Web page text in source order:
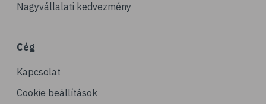
# porckopás
# csonttörés
# mozgásszervi problémák
# köszvény
Nagyvállalati kedvezmény
Cég
Kapcsolat
Cookie beállítások